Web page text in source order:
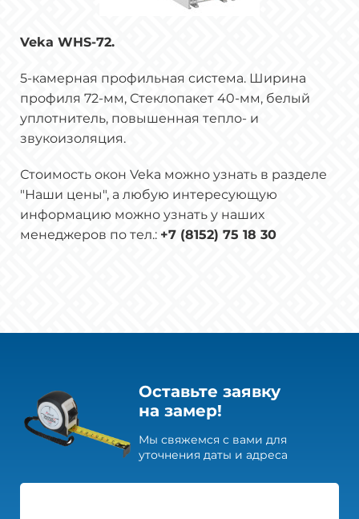
Veka WHS-72.
5-камерная профильная система. Ширина
профиля 72-мм, Стеклопакет 40-мм, белый
уплотнитель, повышенная тепло- и
звукоизоляция.
Стоимость окон Veka можно узнать в разделе
"Наши цены", а любую интересующую
информацию можно узнать у наших
менеджеров по тел.: +7 (8152) 75 18 30
Оставьте заявку
на замер!
Мы свяжемся с вами для
уточнения даты и адреса